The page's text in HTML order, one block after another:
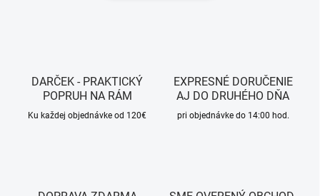
DARČEK - PRAKTICKÝ
POPRUH NA RÁM
Ku každej objednávke od 120€
EXPRESNÉ DORUČENIE
AJ DO DRUHÉHO DŇA
pri objednávke do 14:00 hod.